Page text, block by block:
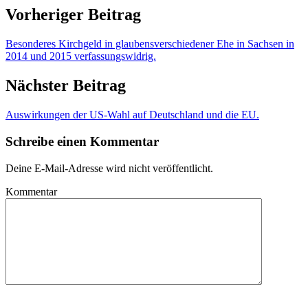
Vorheriger Beitrag
Besonderes Kirchgeld in glaubensverschiedener Ehe in Sachsen in
2014 und 2015 verfassungswidrig.
Nächster Beitrag
Auswirkungen der US-Wahl auf Deutschland und die EU.
Schreibe einen Kommentar
Deine E-Mail-Adresse wird nicht veröffentlicht.
Kommentar